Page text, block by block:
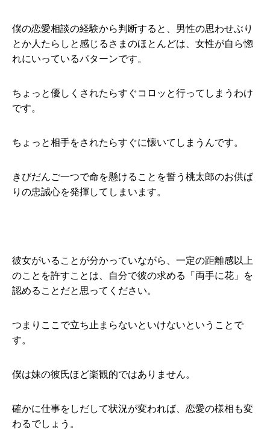
僕の恋愛相談の経験から判断すると、男性の思わせぶり
とか人たらしと感じるさまのほとんどは、女性が自ら惚
れにいっているパターンです。
ちょっと優しくされたらすぐコロッと行ってしまうわけ
です。
ちょっと相手をされたらすぐに懐いてしまうんです。
きびだんご一つで命を懸けることを誓う桃太郎のお供ば
りの忠誠心を発揮してしまいます。
彼女がいることが分かっていながら、一定の距離感以上
のことを許すことは、自分で彼の求める「両手に花」を
認めることだと思ってください。
つまりここで立ち止まらないといけないということで
す。
僕は妹の彼氏ほど楽観的ではありません。
確かに仕事をしだして状況が変われば、恋愛の様相も変
わるでしょう。